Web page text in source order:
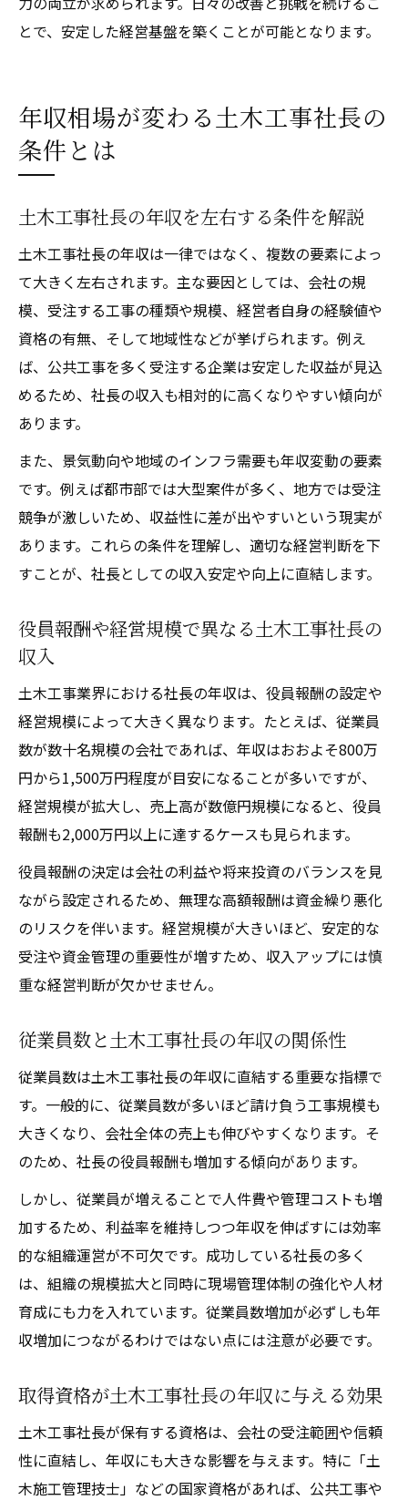
とで、安定した経営基盤を築くことが可能となります。
年収相場が変わる土木工事社長の
条件とは
土木工事社長の年収を左右する条件を解説
土木工事社長の年収は一律ではなく、複数の要素によっ
て大きく左右されます。主な要因としては、会社の規
模、受注する工事の種類や規模、経営者自身の経験値や
資格の有無、そして地域性などが挙げられます。例え
ば、公共工事を多く受注する企業は安定した収益が見込
めるため、社長の収入も相対的に高くなりやすい傾向が
あります。
また、景気動向や地域のインフラ需要も年収変動の要素
です。例えば都市部では大型案件が多く、地方では受注
競争が激しいため、収益性に差が出やすいという現実が
あります。これらの条件を理解し、適切な経営判断を下
すことが、社長としての収入安定や向上に直結します。
役員報酬や経営規模で異なる土木工事社長の
収入
土木工事業界における社長の年収は、役員報酬の設定や
経営規模によって大きく異なります。たとえば、従業員
数が数十名規模の会社であれば、年収はおおよそ800万
円から1,500万円程度が目安になることが多いですが、
経営規模が拡大し、売上高が数億円規模になると、役員
報酬も2,000万円以上に達するケースも見られます。
役員報酬の決定は会社の利益や将来投資のバランスを見
ながら設定されるため、無理な高額報酬は資金繰り悪化
のリスクを伴います。経営規模が大きいほど、安定的な
受注や資金管理の重要性が増すため、収入アップには慎
重な経営判断が欠かせません。
従業員数と土木工事社長の年収の関係性
従業員数は土木工事社長の年収に直結する重要な指標で
す。一般的に、従業員数が多いほど請け負う工事規模も
大きくなり、会社全体の売上も伸びやすくなります。そ
のため、社長の役員報酬も増加する傾向があります。
しかし、従業員が増えることで人件費や管理コストも増
加するため、利益率を維持しつつ年収を伸ばすには効率
的な組織運営が不可欠です。成功している社長の多く
は、組織の規模拡大と同時に現場管理体制の強化や人材
育成にも力を入れています。従業員数増加が必ずしも年
収増加につながるわけではない点には注意が必要です。
取得資格が土木工事社長の年収に与える効果
土木工事社長が保有する資格は、会社の受注範囲や信頼
性に直結し、年収にも大きな影響を与えます。特に「土
木施工管理技士」などの国家資格があれば、公共工事や